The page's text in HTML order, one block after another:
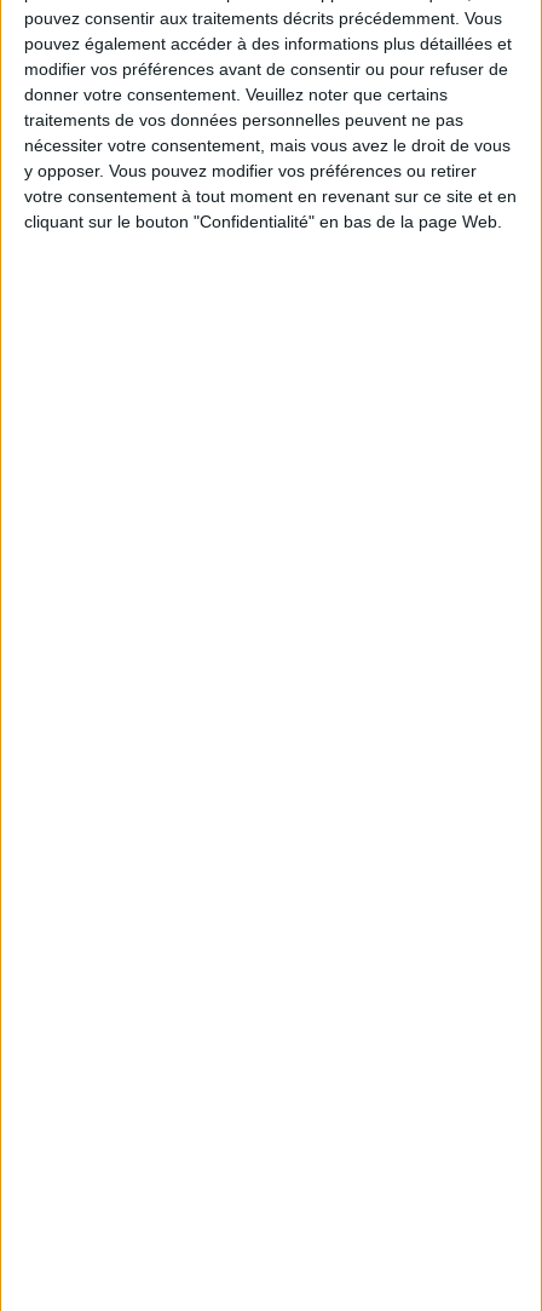
pouvez consentir aux traitements décrits précédemment. Vous
pouvez également accéder à des informations plus détaillées et
modifier vos préférences avant de consentir ou pour refuser de
donner votre consentement. Veuillez noter que certains
traitements de vos données personnelles peuvent ne pas
nécessiter votre consentement, mais vous avez le droit de vous
y opposer. Vous pouvez modifier vos préférences ou retirer
votre consentement à tout moment en revenant sur ce site et en
cliquant sur le bouton "Confidentialité" en bas de la page Web.
15 IDEAS FOR ENJOYING AUGUST IN PARIS